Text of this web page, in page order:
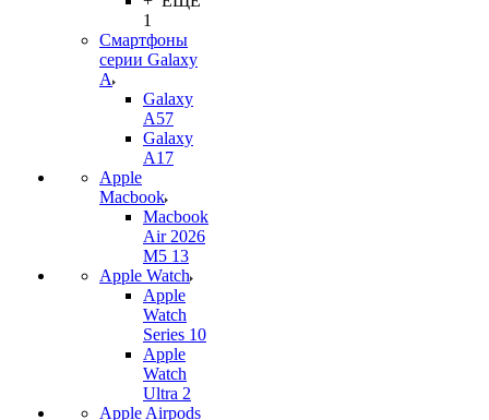
1
Смартфоны
серии Galaxy
A
Galaxy
A57
Galaxy
A17
Apple
Macbook
Macbook
Air 2026
M5 13
Apple Watch
Apple
Watch
Series 10
Apple
Watch
Ultra 2
Apple Airpods